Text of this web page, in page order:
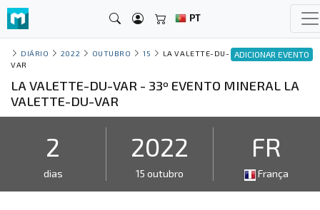
PT
ADICIONAR EVENTO
DIÁRIO 2022 OUTUBRO 15
LA VALETTE-DU-
VAR
LA VALETTE-DU-VAR - 33º EVENTO MINERAL LA
VALETTE-DU-VAR
2
dias
2022
15 outubro
FR
França